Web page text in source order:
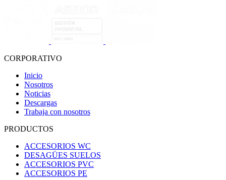
CORPORATIVO
Inicio
Nosotros
Noticias
Descargas
Trabaja con nosotros
PRODUCTOS
ACCESORIOS WC
DESAGÜES SUELOS
ACCESORIOS PVC
ACCESORIOS PE